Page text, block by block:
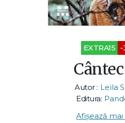
EXTRA15 -
Autor : Leïla
Editura:
Afișează